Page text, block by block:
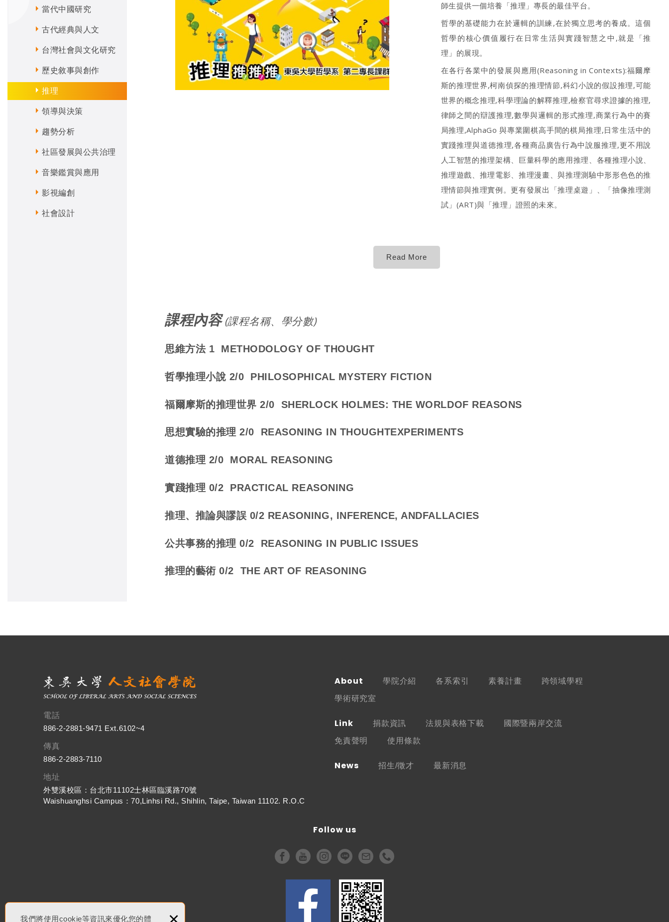
我們將使用cookie等資訊來優化您的體
當代中國研究
古代經典與人文
台灣社會與文化研究
歷史敘事與創作
推理
領導與決策
趨勢分析
社區發展與公共治理
音樂鑑賞與應用
影視編創
社會設計
師生提供一個培養「推理」專長的最佳平台。
哲學的基礎能力在於邏輯的訓練,在於獨立思考的養成。這個
哲學的核心價值履行在日常生活與實踐智慧之中,就是「推
理」的展現。
在各行各業中的發展與應用(Reasoning in Contexts):福爾摩
斯的推理世界,柯南偵探的推理情節,科幻小說的假設推理,可能
世界的概念推理,科學理論的解釋推理,檢察官尋求證據的推理,
律師之間的辯護推理,數學與邏輯的形式推理,商業行為中的賽
局推理,AlphaGo 與專業圍棋高手間的棋局推理,日常生活中的
實踐推理與道德推理,各種商品廣告行為中說服推理,更不用說
人工智慧的推理架構、巨量科學的應用推理、各種推理小說、
推理遊戲、推理電影、推理漫畫、與推理測驗中形形色色的推
理情節與推理實例。更有發展出「推理桌遊」、「抽像推理測
試」(ART)與「推理」證照的未來。
Read More
課程內容(課程名稱、學分數)
思維方法 1 METHODOLOGY OF THOUGHT
哲學推理小說 2/0 PHILOSOPHICAL MYSTERY FICTION
福爾摩斯的推理世界 2/0 SHERLOCK HOLMES: THE WORLDOF REASONS
思想實驗的推理 2/0 REASONING IN THOUGHTEXPERIMENTS
道德推理 2/0 MORAL REASONING
實踐推理 0/2 PRACTICAL REASONING
推理、推論與謬誤 0/2 REASONING, INFERENCE, ANDFALLACIES
公共事務的推理 0/2 REASONING IN PUBLIC ISSUES
推理的藝術 0/2 THE ART OF REASONING
電話
886-2-2881-9471 Ext.6102~4
傳真
886-2-2883-7110
地址
外雙溪校區：台北市11102士林區臨溪路70號
Waishuanghsi Campus：70,Linhsi Rd., Shihlin, Taipe, Taiwan 11102. R.O.C
About 學院介紹 各系索引 素養計畫 跨領域學程
學術研究室
Link 捐款資訊 法規與表格下載 國際暨兩岸交流
免責聲明 使用條款
News 招生/徵才 最新消息
Follow us